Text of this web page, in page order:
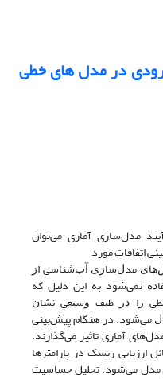
در مدل های خطی
مدل‌سازی آماری می‌‌توان
اتفاقات مورد
ﻣﺪﻝ‌ﺳﺎﺯﯼ ﺁﺏ‌ﺷﻨﺎﺳﯽ ﺍﺯ
ﻧﻤﯽ‌‌ﺷﻮد به این دلیل که
ﺭﺍ ﺩﺭ ﻃﻴﻒ ﻭﺳﻴﻌﯽ ‏نشاﻥ
می‌‌شود. در هنگام پیش‌بینی
آماری تاثیر می‌‌گذارند.
ریسک در پارامترها
مدل می‌‌شود. تحلیل حساسیت